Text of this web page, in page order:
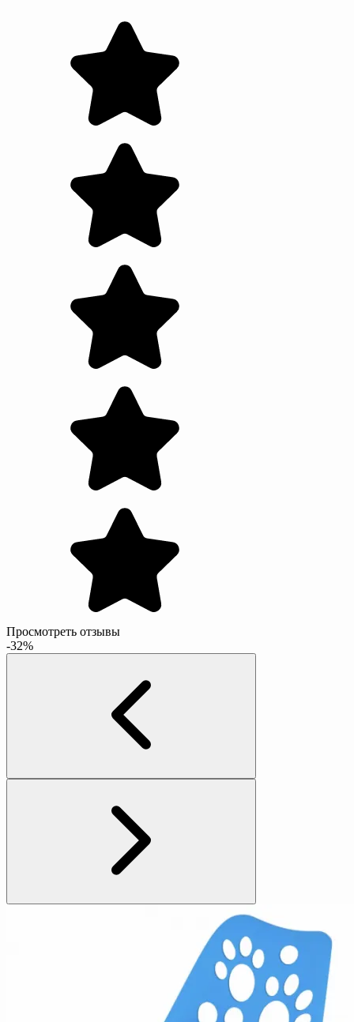
Просмотреть отзывы
-32%